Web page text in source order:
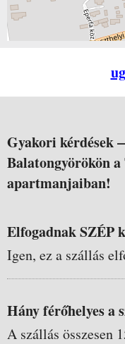
Gyakori kérdések
Balatongyörökön
apartmanjaiban!
Elfogadnak SZÉP
Igen, ez a szállás
Hány férőhelyes a
A szállás összesen